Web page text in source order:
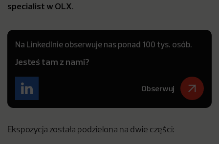
specialist w OLX.
Na LinkedInie obserwuje nas ponad 100 tys. osób.
Jesteś tam z nami?
Obserwuj
Ekspozycja została podzielona na dwie części: